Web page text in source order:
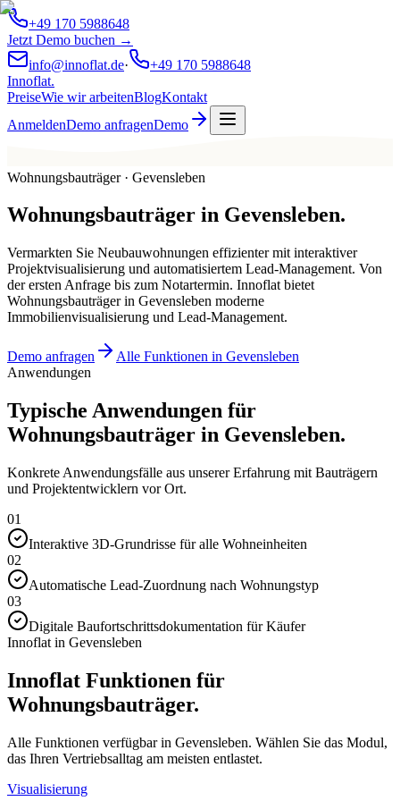
+49 170 5988648
Jetzt Demo buchen →
info@innoflat.de·
+49 170 5988648
Innoflat.
PreiseWie wir arbeitenBlogKontakt
AnmeldenDemo anfragenDemo
Wohnungsbauträger · Gevensleben
Wohnungsbauträger in Gevensleben.
Vermarkten Sie Neubauwohnungen effizienter mit interaktiver
Projektvisualisierung und automatisiertem Lead-Management. Von
der ersten Anfrage bis zum Notartermin. Innoflat bietet
Wohnungsbauträger in Gevensleben moderne
Immobilienvisualisierung und Lead-Management.
Demo anfragen
Alle Funktionen in Gevensleben
Anwendungen
Typische Anwendungen für
Wohnungsbauträger in Gevensleben.
Konkrete Anwendungsfälle aus unserer Erfahrung mit Bauträgern
und Projektentwicklern vor Ort.
01
Interaktive 3D-Grundrisse für alle Wohneinheiten
02
Automatische Lead-Zuordnung nach Wohnungstyp
03
Digitale Baufortschrittsdokumentation für Käufer
Innoflat in Gevensleben
Innoflat Funktionen für
Wohnungsbauträger.
Alle Funktionen verfügbar in Gevensleben. Wählen Sie das Modul,
das Ihren Vertriebsalltag am meisten entlastet.
Visualisierung